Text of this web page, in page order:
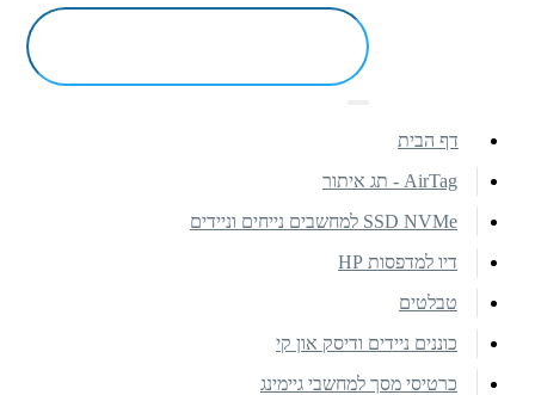
דף הבית
AirTag - תג איתור
SSD NVMe למחשבים נייחים וניידים
דיו למדפסות HP
טבלטים
כוננים ניידים ודיסק און קי
כרטיסי מסך למחשבי גיימינג